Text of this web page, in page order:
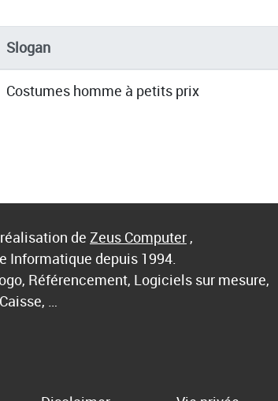
Slogan
Costumes homme à petits prix
de Zeus Computer ,
Informatique depuis 1994.
Référencement, Logiciels sur mesure,
…